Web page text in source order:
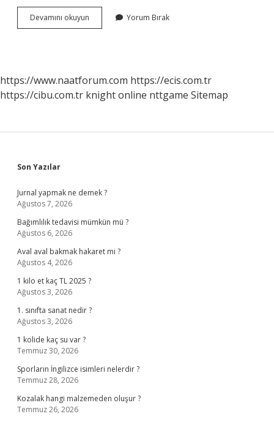
Devamını okuyun Berberlerin
Izin
Yorum Bırak
https://www.naatforum.com https://ecis.com.tr
https://cibu.com.tr knight online nttgame Sitemap
Sidebar
Son Yazılar
Jurnal yapmak ne demek ?
Ağustos 7, 2026
Bağımlılık tedavisi mümkün mü ?
Ağustos 6, 2026
Aval aval bakmak hakaret mi ?
Ağustos 4, 2026
1 kilo et kaç TL 2025 ?
Ağustos 3, 2026
1. sınıfta sanat nedir ?
Ağustos 3, 2026
1 kolide kaç su var ?
Temmuz 30, 2026
Sporların İngilizce isimleri nelerdir ?
Temmuz 28, 2026
Kozalak hangi malzemeden oluşur ?
Temmuz 26, 2026